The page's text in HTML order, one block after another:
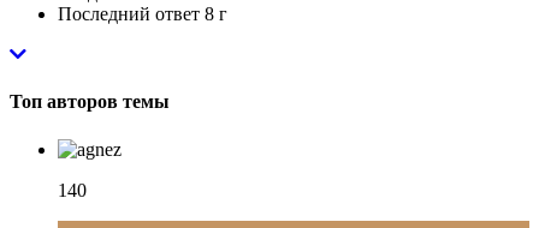
Последний ответ 8 г
Топ авторов темы
140